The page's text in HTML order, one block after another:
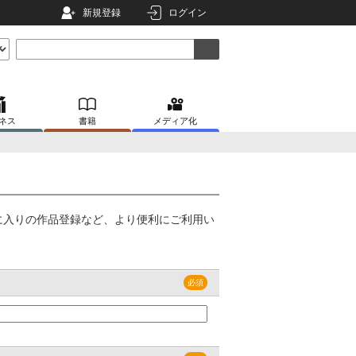
新規登録 ログイン
ス 書籍 メディア化
りの作品登録など、より便利にご利用い